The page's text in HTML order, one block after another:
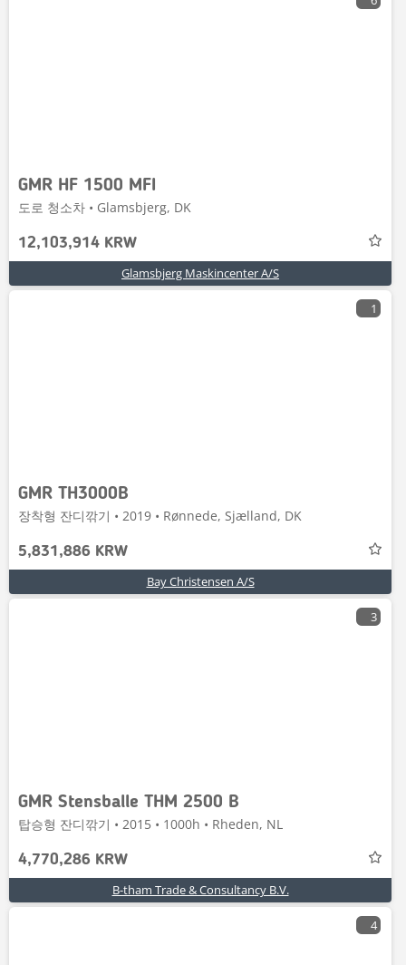
GMR HF 1500 MFI
도로 청소차 • Glamsbjerg, DK
12,103,914 KRW
Glamsbjerg Maskincenter A/S
1
GMR TH3000B
장착형 잔디깎기 • 2019 • Rønnede, Sjælland, DK
5,831,886 KRW
Bay Christensen A/S
3
GMR Stensballe THM 2500 B
탑승형 잔디깎기 • 2015 • 1000h • Rheden, NL
4,770,286 KRW
B-tham Trade & Consultancy B.V.
4